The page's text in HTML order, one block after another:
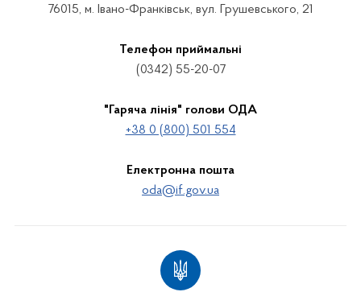
76015, м. Івано-Франківськ, вул. Грушевського, 21
Телефон приймальні
(0342) 55-20-07
"Гаряча лінія" голови ОДА
+38 0 (800) 501 554
Електронна пошта
oda@if.gov.ua